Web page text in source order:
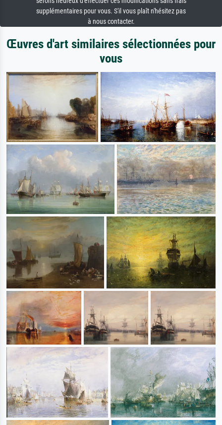
supplémentaires pour vous. S'il vous plaît n'hésitez pas
à nous contacter.
Œuvres d'art similaires sélectionnées pour
vous